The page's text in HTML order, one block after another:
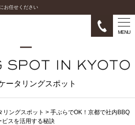
お任せください
MENU
ータリングスポット
リングスポット > 手ぶらでOK！京都で社内BBQ
スを活用する秘訣